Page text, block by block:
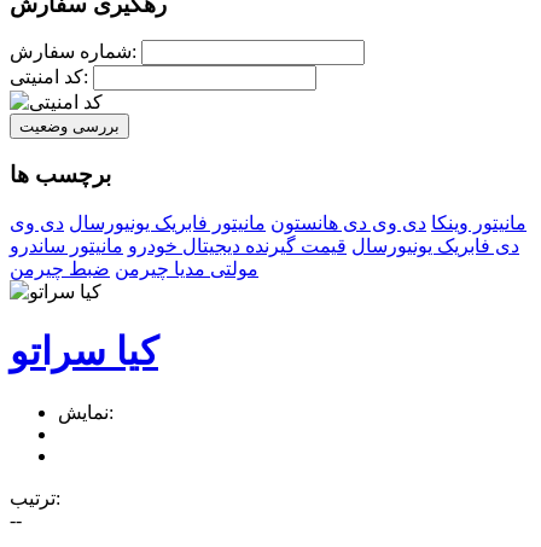
شماره سفارش:
کد امنیتی:
بررسی وضعیت
برچسب ها
مانیتور وینکا دی وی دی هانستون مانیتور فابریک یونیورسال دی وی
دی فابریک یونیورسال قیمت گیرنده دیجیتال خودرو مانیتور ساندرو
مولتی مدیا چیرمن ضبط چیرمن
کیا سراتو
نمایش:
ترتیب:
--